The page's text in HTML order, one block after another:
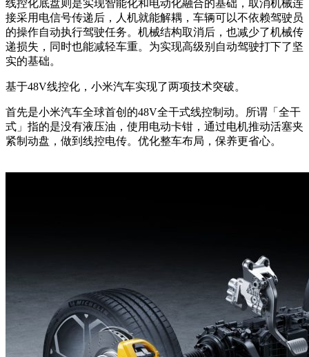
线控化底盘则是实现智能化和电动化融合的基础，取消机械连
接采用电信号传递后，人机就能解耦，车辆可以不依赖驾驶员
的操作自动执行驾驶任务。机械结构取消后，也减少了机械传
递损失，同时也能减轻车重。为实现高级别自动驾驶打下了坚
实的基础。
基于48V线控化，小米汽车实现了两项技术突破。
首先是小米汽车全球首创的48V全干式线控制动。所谓「全干
式」指的是没有液压油，使用电动卡钳，通过电机推动活塞夹
紧制动盘，做到线控电传。优化整车布局，保养更省心。